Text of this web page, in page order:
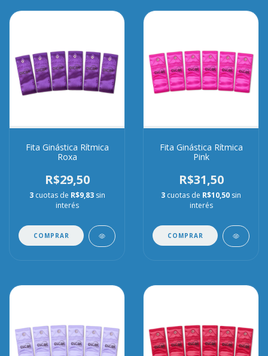
Fita Ginástica Rítmica
Roxa
R$29,50
3 cuotas de R$9,83 sin
interés
COMPRAR
Fita Ginástica Rítmica
Pink
R$31,50
3 cuotas de R$10,50 sin
interés
COMPRAR